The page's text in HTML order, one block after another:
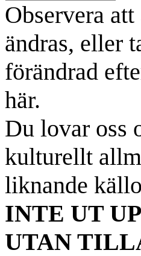
Observera
ändras, eller
förändrad
här.
Du lovar oss
kulturellt
liknande
INTE UT
UTAN